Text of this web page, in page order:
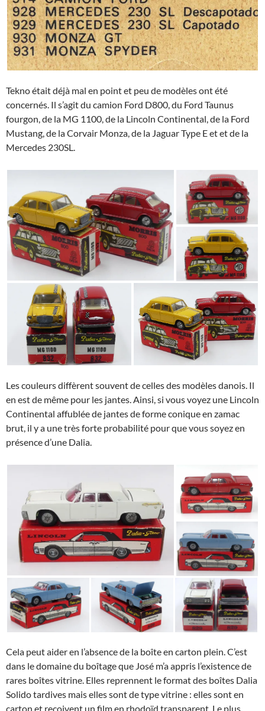
Tekno était déjà mal en point et peu de modèles ont été
concernés. Il s’agit du camion Ford D800, du Ford Taunus
fourgon, de la MG 1100, de la Lincoln Continental, de la Ford
Mustang, de la Corvair Monza, de la Jaguar Type E et et de la
Mercedes 230SL.
Les couleurs diffèrent souvent de celles des modèles danois. Il
en est de même pour les jantes. Ainsi, si vous voyez une Lincoln
Continental affublée de jantes de forme conique en zamac
brut, il y a une très forte probabilité pour que vous soyez en
présence d’une Dalia.
Cela peut aider en l’absence de la boîte en carton plein. C’est
dans le domaine du boîtage que José m’a appris l’existence de
rares boîtes vitrine. Elles reprennent le format des boîtes Dalia
Solido tardives mais elles sont de type vitrine : elles sont en
carton et reçoivent un film en rhodoïd transparent. Le plus